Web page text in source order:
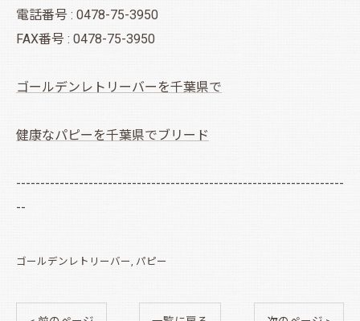
電話番号 : 0478-75-3950
FAX番号 : 0478-75-3950
ゴールデンレトリーバーを千葉県で
健康なパピーを千葉県でブリード
--------------------------------------------------------------------
--
ゴールデンレトリーバー パピー